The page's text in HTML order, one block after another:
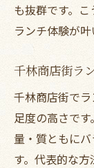
も抜群です。
ランチ体験が叶
千林商店街ラ
千林商店街で
足度の高さです
量・質ともに
す。代表的な